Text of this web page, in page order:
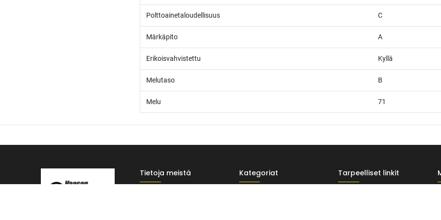
Polttoainetaloudellisuus C
Märkäpito A
Erikoisvahvistettu Kyllä
Melutaso B
Melu 71
Tietoja meistä Kategoriat Tarpeelliset linkit